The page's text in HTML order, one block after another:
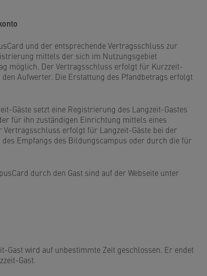
und der entsprechende Vertragsschluss zur
mittels der sich im Nutzungsgebiet
möglich. Der Vertragsschluss erfolgt für Kurzzeit-
Aufwerter. Die Erstattung des Pfandbetrags erfolgt
Gäste setzt eine Registrierung des Langzeit-Gastes
für ihn zuständigen Einrichtung mittels eines
erfolgt für Langzeit-Gäste bei der
Empfangs des Bildungscampus oder durch die für
durch den Gast sind auf der Webseite unter
Gast wird auf unbestimmte Zeit geschlossen. Er endet
Gast.